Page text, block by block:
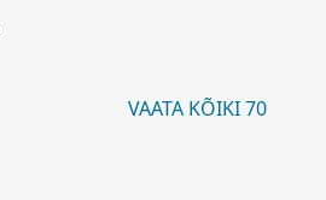
VAATA KÕIKI 70